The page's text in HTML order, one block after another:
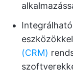
(CRM)